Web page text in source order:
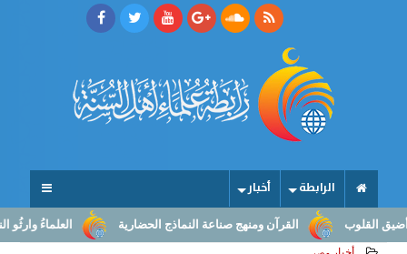
الرابطة أخبار
العلماءُ وارثُو النبوّة: من القرآن ومنهج صناعة النماذج الحضارية